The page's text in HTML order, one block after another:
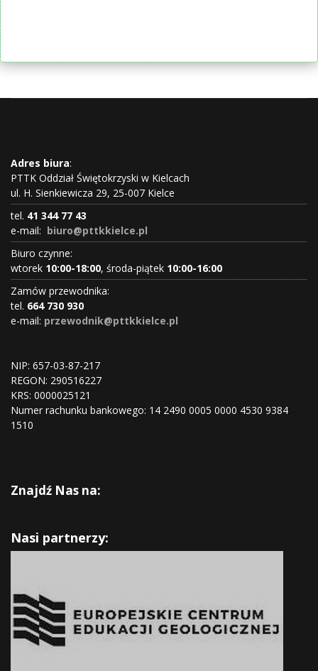
Adres biura:
PTTK Oddział Świętokrzyski w Kielcach
ul. H. Sienkiewicza 29, 25-007 Kielce
tel. 41 344 77 43
e-mail: biuro@pttkkielce.pl
Biuro czynne:
wtorek 10:00-18:00, środa-piątek 10:00-16:00
Zamów przewodnika:
tel. 664 730 930
e-mail: przewodnik@pttkkielce.pl
NIP: 657-03-87-217
REGON: 290516227
KRS: 0000025121
Numer rachunku bankowego: 14 2490 0005 0000 4530 9384
1510
Znajdź Nas na:
Nasi partnerzy: